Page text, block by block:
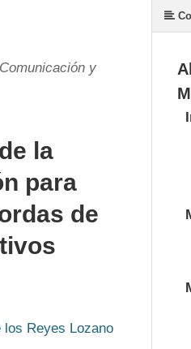
Comunicación y
la
para
de
los Reyes Lozano